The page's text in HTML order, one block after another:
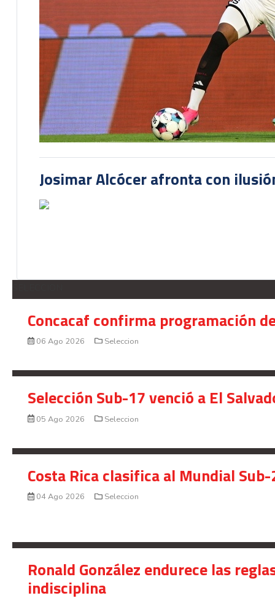
Josimar Alcócer afronta con
Concacaf confirma programación
06 Ago 2026 Seleccion
Selección Sub-17 venció a El
05 Ago 2026 Seleccion
Costa Rica clasifica al Mundial
04 Ago 2026 Seleccion
Ronald González endurece las
indisciplina